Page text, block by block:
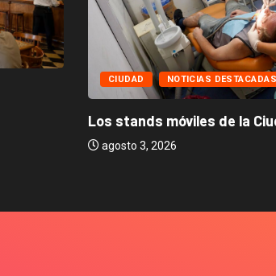
CIUDAD NOTICIAS DESTACADAS
Los stands móviles de la
agosto 3, 2026